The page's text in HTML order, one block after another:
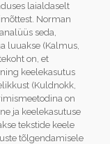
laialdaselt
Norman
seda,
luuakse (Kalmus,
on, et
keelekasutus
(Kuldnokk,
on
ja keelekasutuse
tekstide keele
tõlgendamisele